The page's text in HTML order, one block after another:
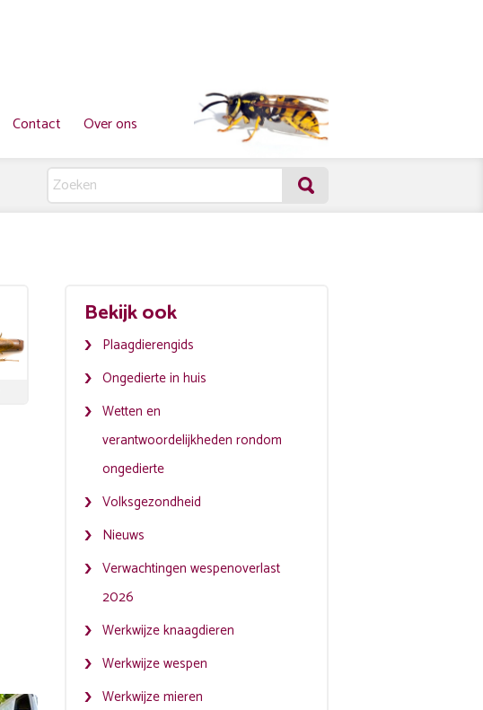
Contact Over ons
Bekijk ook
Plaagdierengids
Ongedierte in huis
Wetten en
verantwoordelijkheden rondom
ongedierte
Volksgezondheid
Nieuws
Verwachtingen wespenoverlast
2026
Werkwijze knaagdieren
Werkwijze wespen
Werkwijze mieren